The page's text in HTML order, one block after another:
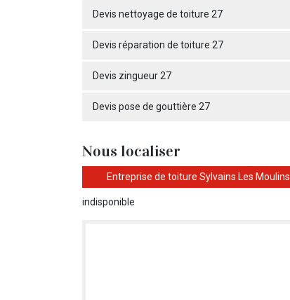
Devis nettoyage de toiture 27
Devis réparation de toiture 27
Devis zingueur 27
Devis pose de gouttière 27
Nous localiser
Entreprise de toiture Sylvains Les Moulins
indisponible